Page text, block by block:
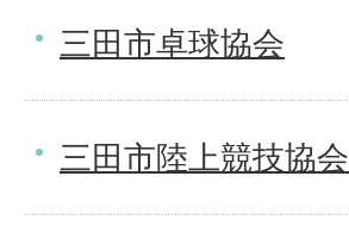
三田市卓球協会
三田市陸上競技協会